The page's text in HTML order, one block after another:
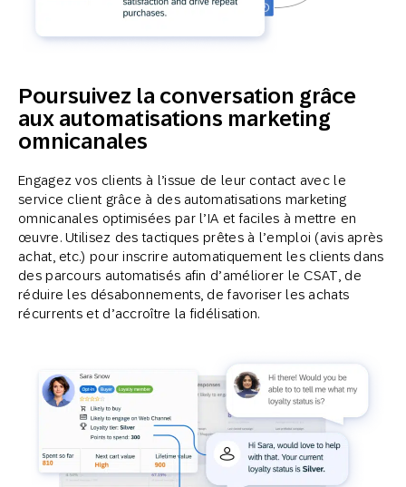
Poursuivez la conversation grâce
aux automatisations marketing
omnicanales
Engagez vos clients à l’issue de leur contact avec le
service client grâce à des automatisations marketing
omnicanales optimisées par l’IA et faciles à mettre en
œuvre. Utilisez des tactiques prêtes à l’emploi (avis après
achat, etc.) pour inscrire automatiquement les clients dans
des parcours automatisés afin d’améliorer le CSAT, de
réduire les désabonnements, de favoriser les achats
récurrents et d’accroître la fidélisation.